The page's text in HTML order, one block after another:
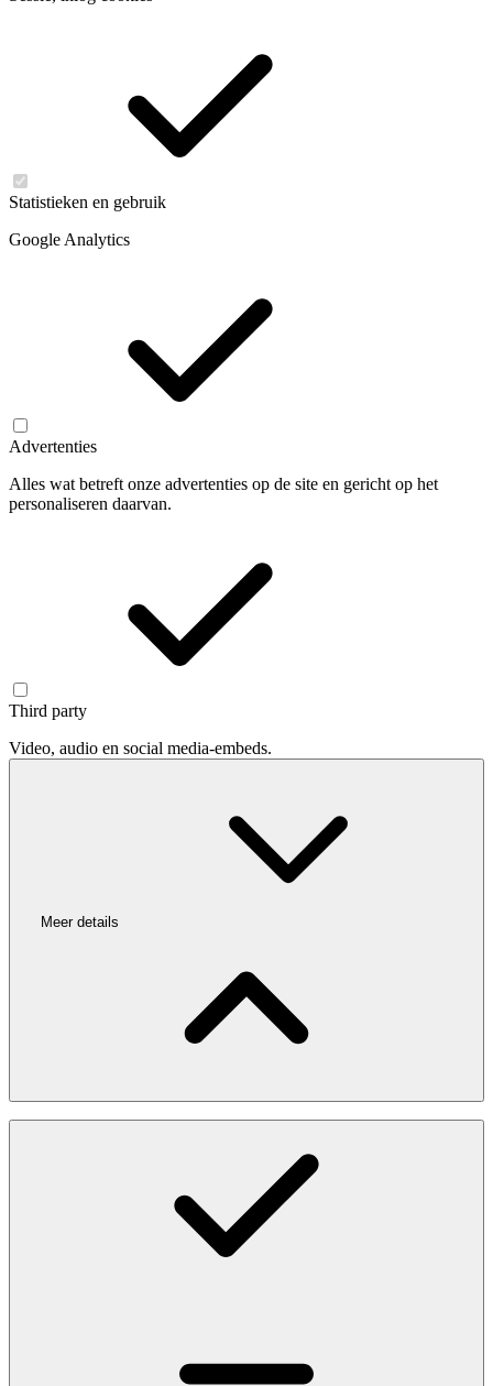
Statistieken en gebruik
Google Analytics
Advertenties
Alles wat betreft onze advertenties op de site en gericht op het
personaliseren daarvan.
Third party
Video, audio en social media-embeds.
Meer details